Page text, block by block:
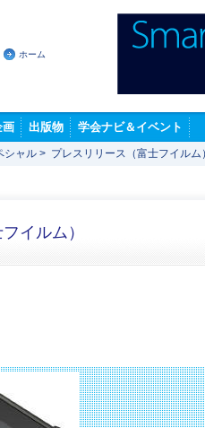
ホーム
画 出版物 学会ナビ＆イベント
シャル > プレスリリース（富士フイルム
イルム）